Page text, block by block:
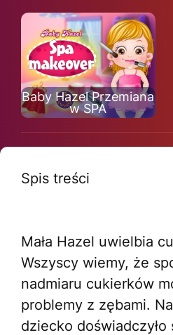
Baby Hazel Przemiana
w SPA
Spis treści
Mała Hazel uwielbia
Wszyscy wiemy, że
nadmiaru cukierków
problemy z zębami.
dziecko